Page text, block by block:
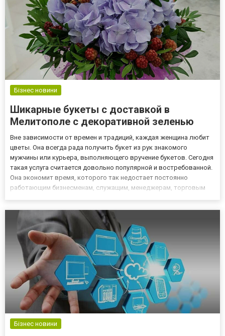
Бізнес новини
Шикарные букеты с доставкой в
Мелитополе с декоративной зеленью
Вне зависимости от времен и традиций, каждая женщина любит
цветы. Она всегда рада получить букет из рук знакомого
мужчины или курьера, выполняющего вручение букетов. Сегодня
такая услуга считается довольно популярной и востребованной.
Она экономит время, которого так недостает постоянно
работающим бизнесменам, служащим, менеджерам, торговым
Бізнес новини